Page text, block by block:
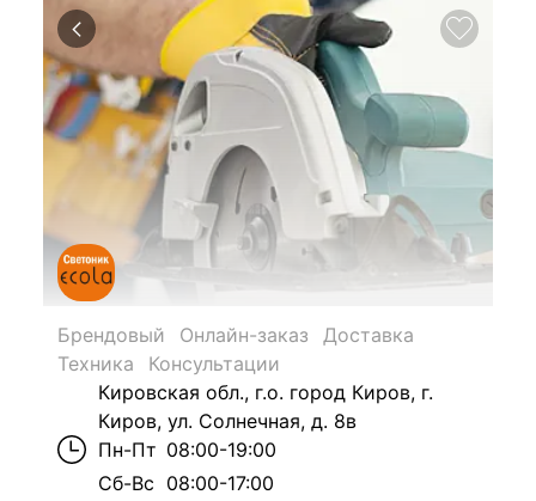
Брендовый Онлайн-заказ
Доставка
Техника
Консультации
Кировская обл., г.о. город Киров, г.
Киров, ул. Солнечная, д. 8в
Пн-Пт 08:00-19:00
Сб-Вс 08:00-17:00